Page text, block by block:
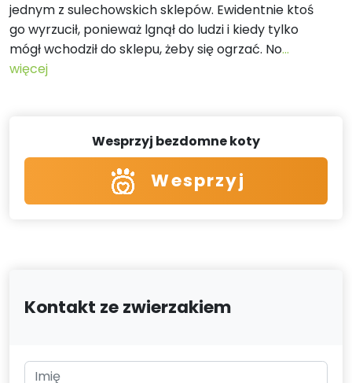
jednym z sulechowskich sklepów. Ewidentnie ktoś
go wyrzucił, ponieważ lgnął do ludzi i kiedy tylko
mógł wchodził do sklepu, żeby się ogrzać. No...
więcej
Wesprzyj bezdomne koty
Wesprzyj
Kontakt ze zwierzakiem